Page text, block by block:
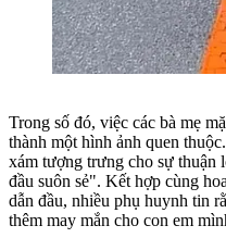
Trong số đó, việc các bà mẹ
thành một hình ảnh quen
xám tượng trưng cho sự thuận
đầu suôn sẻ". Kết hợp cùng
dẫn đầu, nhiều phụ huynh tin
thêm may mắn cho con em